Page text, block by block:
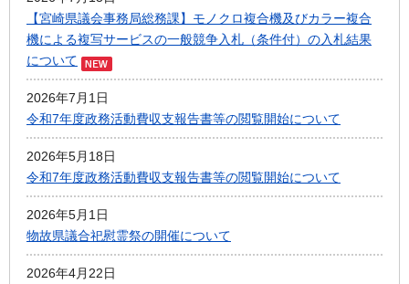
【宮崎県議会事務局総務課】モノクロ複合機及びカラー複合
機による複写サービスの一般競争入札（条件付）の入札結果
について
2026年7月1日
令和7年度政務活動費収支報告書等の閲覧開始について
2026年5月18日
令和7年度政務活動費収支報告書等の閲覧開始について
2026年5月1日
物故県議合祀慰霊祭の開催について
2026年4月22日